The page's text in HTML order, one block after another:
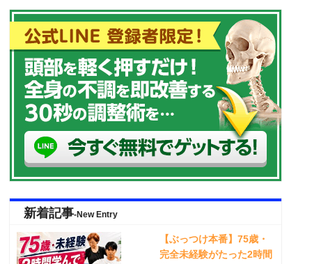
新着記事-New Entry
【ぶっつけ本番】75歳・
完全未経験がたった2時間